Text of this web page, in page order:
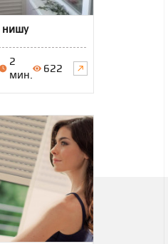
нишу
2
мин.
622